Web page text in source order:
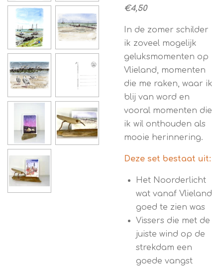
€4,50
In de zomer schilder
ik zoveel mogelijk
geluksmomenten op
Vlieland, momenten
die me raken, waar ik
blij van word en
vooral momenten die
ik wil onthouden als
mooie herinnering.
Deze set bestaat uit:
Het Noorderlicht
wat vanaf Vlieland
goed te zien was
Vissers die met de
juiste wind op de
strekdam een
goede vangst